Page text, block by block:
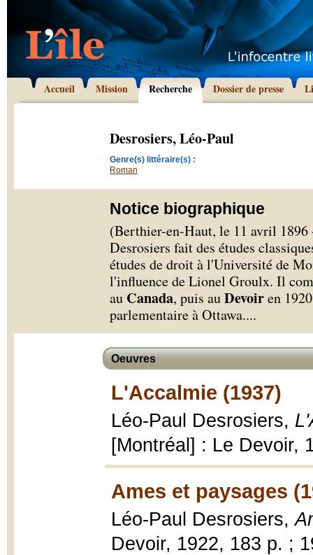
Accueil Mission Recherche Dossier de presse
Desrosiers, Léo-Paul
Genre(s) littéraire(s) :
Roman
Notice biographique
(Berthier-en-Haut, le 11 avril
Desrosiers fait des études
études de droit à l'Université de
l'influence de Lionel Groulx. Il
au Canada, puis auDevoiren
parlementaire à Ottawa....
Oeuvres
L'Accalmie (1937)
Léo-Paul Desrosiers,
[Montréal] : Le Devoir,
Ames et paysages
Léo-Paul Desrosiers,
Devoir, 1922, 183 p. ;